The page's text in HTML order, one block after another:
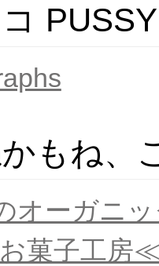
PUSSY
もね、
オーガニ
菓子工